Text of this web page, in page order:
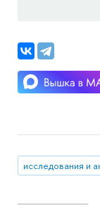
исследования и